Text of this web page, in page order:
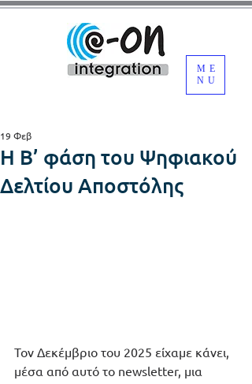
ME
NU
Η Β’ φάση του Ψηφιακού
Δελτίου Αποστόλης
19 Φεβ
Τον Δεκέμβριο του 2025 είχαμε κάνει,
μέσα από αυτό το newsletter, μια